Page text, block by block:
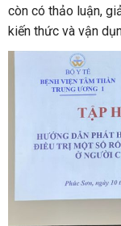
còn có thảo luận,
kiến thức và vận